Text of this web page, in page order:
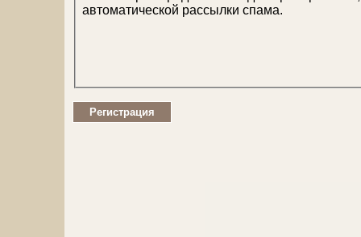
автоматической рассылки спама.